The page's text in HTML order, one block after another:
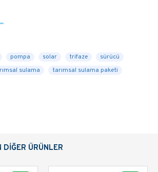
pompa solar trifaze
sürücü
sulama
tarımsal sulama paketi
ÜRÜNLER